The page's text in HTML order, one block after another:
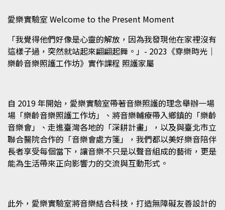
愛樂實驗室 Welcome to the Present Moment
「我覺得他們好像是心靈的解放，因為我發現他在家裡沒有
這樣子過，突然就站起來翩翩起舞。」- 2023《穿樂時光｜
樂齡音樂照護工作坊》實作課程 照護家屬
自 2019 年開始，愛樂實驗室帶著音樂照護的理念舉辦一場
場「樂齡音樂照護工作坊」、將音樂輔療帶入鄉鎮的「樂齡
音樂會」、走進臺灣各地的「深耕計畫」，以及與臺北市立
聯合醫院合作的「音樂會處方箋」，我們都以美好樂音陪伴
長者享受每個當下，讓音樂不只是以聲音組成的藝術，更是
能為生活帶來正向影響力的交流與互動形式。
此外，愛樂實驗室將音樂結合科技，打造無障礙友善設計的